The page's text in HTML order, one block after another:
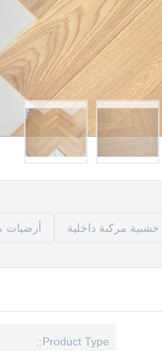
خشبية مركبة داخلية أرضيات
Product Type::